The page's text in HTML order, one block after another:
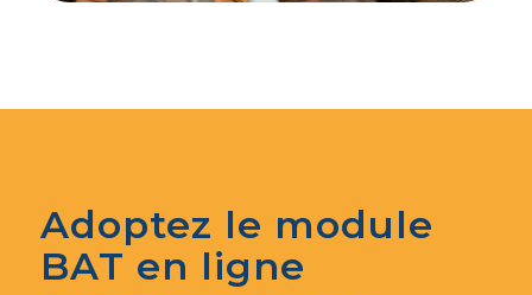
Adoptez le module
BAT en ligne